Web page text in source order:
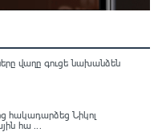
վաղը գուցե նախանձեն
հակադարձեց Նիկոլ
հա ...